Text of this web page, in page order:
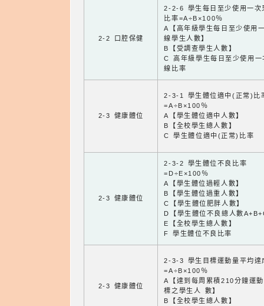
2-2 口腔保健
2-2-6 學生每日至少使用一次
比率=A÷B×100％
A【高年級學生每日至少使用
線學生人數】
B【受調查學生人數】
C 高年級學生每日至少使用一
線比率
2-3 健康體位
2-3-1 學生體位適中(正常)比
=A÷B×100％
A【學生體位適中人數】
B【全校學生總人數】
C 學生體位適中(正常)比率
2-3 健康體位
2-3-2 學生體位不良比率
=D÷E×100％
A【學生體位過輕人數】
B【學生體位過重人數】
C【學生體位肥胖人數】
D【學生體位不良總人數
E【全校學生總人數】
F 學生體位不良比率
2-3 健康體位
2-3-3 學生目標運動量平均達
=A÷B×100％
A【達到每周累積210分鐘運
標之學生人 數】
B【全校學生總人數】